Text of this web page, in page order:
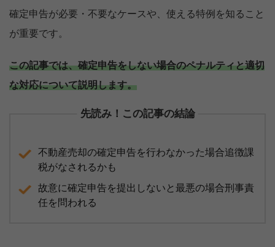
確定申告が必要・不要なケースや、使える特例を知ること
が重要です。
この記事では、確定申告をしない場合のペナルティと適切
な対応について説明します。
先読み！この記事の結論
不動産売却の確定申告を行わなかった場合追徴課
税がなされるかも
故意に確定申告を提出しないと最悪の場合刑事責
任を問われる